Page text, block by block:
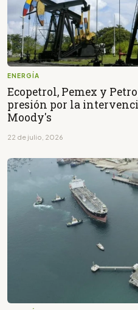
ENERGÍA
Ecopetrol, Pemex y
presión por la
Moody's
22 de julio, 2026